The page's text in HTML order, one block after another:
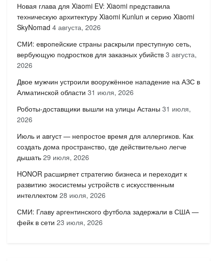
Новая глава для Xiaomi EV: Xiaomi представила
техническую архитектуру Xiaomi Kunlun и серию Xiaomi
SkyNomad 4 августа, 2026
СМИ: европейские страны раскрыли преступную сеть,
вербующую подростков для заказных убийств 3 августа,
2026
Двое мужчин устроили вооружённое нападение на АЗС в
Алматинской области 31 июля, 2026
Роботы-доставщики вышли на улицы Астаны 31 июля,
2026
Июль и август — непростое время для аллергиков. Как
создать дома пространство, где действительно легче
дышать 29 июля, 2026
HONOR расширяет стратегию бизнеса и переходит к
развитию экосистемы устройств с искусственным
интеллектом 28 июля, 2026
СМИ: Главу аргентинского футбола задержали в США —
фейк в сети 23 июля, 2026